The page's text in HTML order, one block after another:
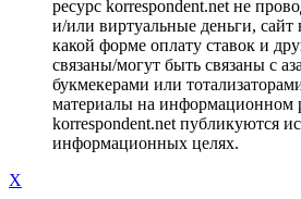
ресурс korrespondent.net не
и/или виртуальные деньги,
какой форме оплату ставок и
связаны/могут быть связаны с
букмекерами или
материалы на информационном
korrespondent.net публикуются
информационных целях.
X